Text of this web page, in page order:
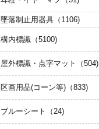
墜落制止用器具（1106)
構内標識（5100)
屋外標識・点字マット （504)
区画用品(コーン等)（833)
ブルーシート （24)